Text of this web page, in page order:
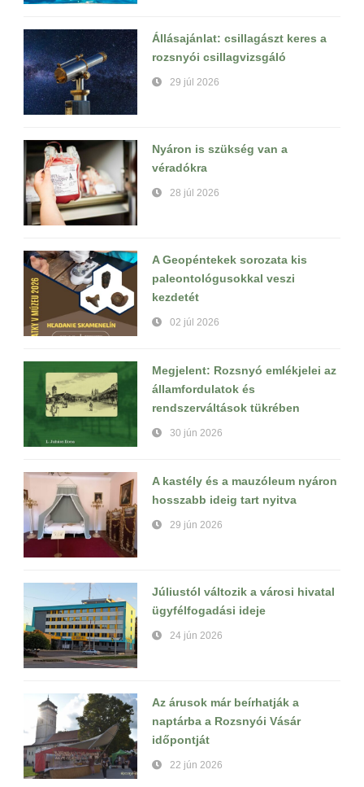
Állásajánlat: csillagászt keres a
rozsnyói csillagvizsgáló
29 júl 2026
Nyáron is szükség van a
véradókra
28 júl 2026
A Geopéntekek sorozata kis
paleontológusokkal veszi
kezdetét
02 júl 2026
Megjelent: Rozsnyó emlékjelei az
államfordulatok és
rendszerváltások tükrében
30 jún 2026
A kastély és a mauzóleum nyáron
hosszabb ideig tart nyitva
29 jún 2026
Júliustól változik a városi hivatal
ügyfélfogadási ideje
24 jún 2026
Az árusok már beírhatják a
naptárba a Rozsnyói Vásár
időpontját
22 jún 2026